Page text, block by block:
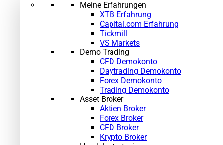
Meine Erfahrungen
XTB Erfahrung
Capital.com Erfahrung
Tickmill
VS Markets
Demo Trading
CFD Demokonto
Daytrading Demokonto
Forex Demokonto
Trading Demokonto
Asset Broker
Aktien Broker
Forex Broker
CFD Broker
Krypto Broker